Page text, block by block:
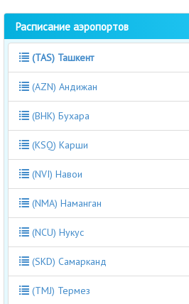
Расписание аэропортов
(TAS) Ташкент
(AZN) Андижан
(BHK) Бухара
(KSQ) Карши
(NVI) Навои
(NMA) Наманган
(NCU) Нукус
(SKD) Самарканд
(TMJ) Термез